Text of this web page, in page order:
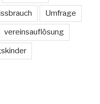
Umfrage
vereinsauflösung